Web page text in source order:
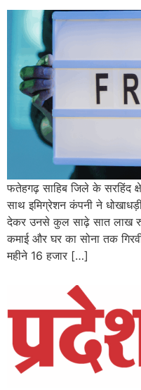
फतेहगढ़ साहिब जिले के सरहिंद
साथ इमिग्रेशन कंपनी ने
देकर उनसे कुल साढ़े सात लाख
कमाई और घर का सोना तक
महीने 16 हजार […]